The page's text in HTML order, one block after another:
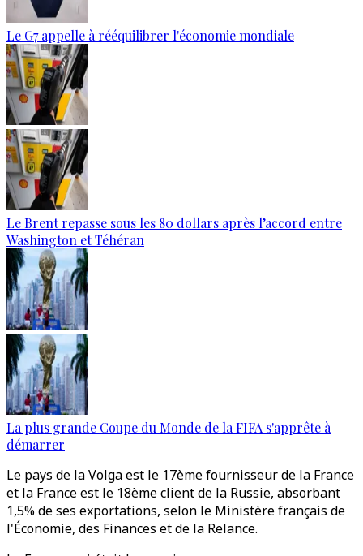
Le G7 appelle à rééquilibrer l'économie mondiale
Le Brent repasse sous les 80 dollars après l’accord entre
Washington et Téhéran
La plus grande Coupe du Monde de la FIFA s'apprête à
démarrer
Le pays de la Volga est le 17ème fournisseur de la France
et la France est le 18ème client de la Russie, absorbant
1,5% de ses exportations, selon le Ministère français de
l'Économie, des Finances et de la Relance.